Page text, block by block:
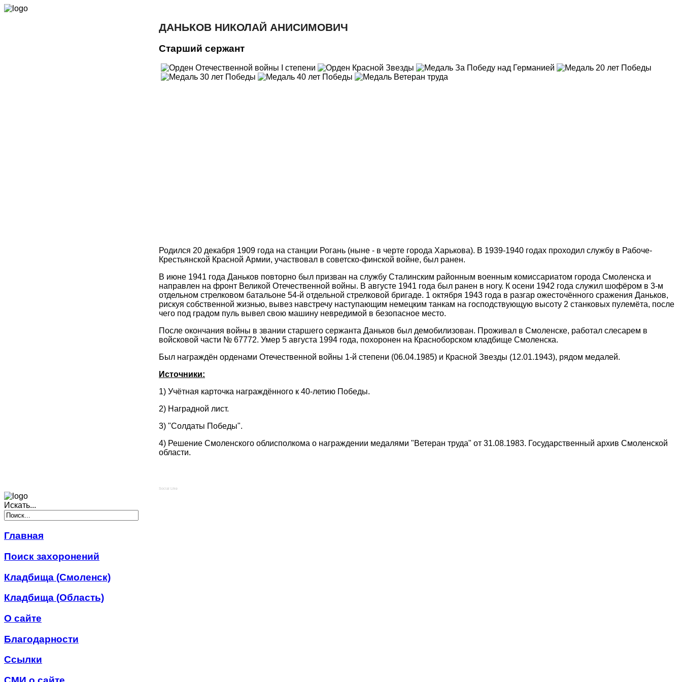
ДАНЬКОВ НИКОЛАЙ АНИСИМОВИЧ
Старший сержант
Родился 20 декабря 1909 года на станции Рогань (ныне - в черте города Харькова). В 1939-1940 годах проходил службу в Рабоче-
Крестьянской Красной Армии, участвовал в советско-финской войне, был ранен.
В июне 1941 года Даньков повторно был призван на службу Сталинским районным военным комиссариатом города Смоленска и
направлен на фронт Великой Отечественной войны. В августе 1941 года был ранен в ногу. К осени 1942 года служил шофёром в 3-м
отдельном стрелковом батальоне 54-й отдельной стрелковой бригаде. 1 октября 1943 года в разгар ожесточённого сражения Даньков,
рискуя собственной жизнью, вывез навстречу наступающим немецким танкам на господствующую высоту 2 станковых пулемёта, после
чего под градом пуль вывел свою машину невредимой в безопасное место.
После окончания войны в звании старшего сержанта Даньков был демобилизован. Проживал в Смоленске, работал слесарем в
войсковой части № 67772. Умер 5 августа 1994 года, похоронен на Красноборском кладбище Смоленска.
Был награждён орденами Отечественной войны 1-й степени (06.04.1985) и Красной Звезды (12.01.1943), рядом медалей.
Источники:
1) Учётная карточка награждённого к 40-летию Победы.
2) Наградной лист.
3) "Солдаты Победы".
4) Решение Смоленского облисполкома о награждении медалями "Ветеран труда" от 31.08.1983. Государственный архив Смоленской
области.
Social Like
Искать...
Главная
Поиск захоронений
Кладбища (Смоленск)
Кладбища (Область)
О сайте
Благодарности
Ссылки